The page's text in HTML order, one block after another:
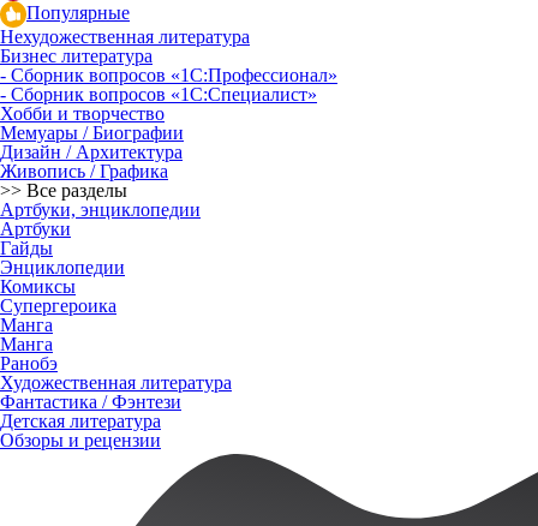
Популярные
Нехудожественная литература
Бизнес литература
- Сборник вопросов «1С:Профессионал»
- Сборник вопросов «1С:Специалист»
Хобби и творчество
Мемуары / Биографии
Дизайн / Архитектура
Живопись / Графика
>> Все разделы
Артбуки, энциклопедии
Артбуки
Гайды
Энциклопедии
Комиксы
Супергероика
Манга
Манга
Ранобэ
Художественная литература
Фантастика / Фэнтези
Детская литература
Обзоры и рецензии